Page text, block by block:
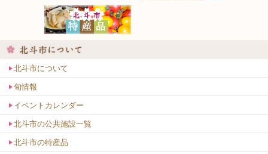
北斗市について
旬情報
イベントカレンダー
北斗市の公共施設一覧
北斗市の特産品